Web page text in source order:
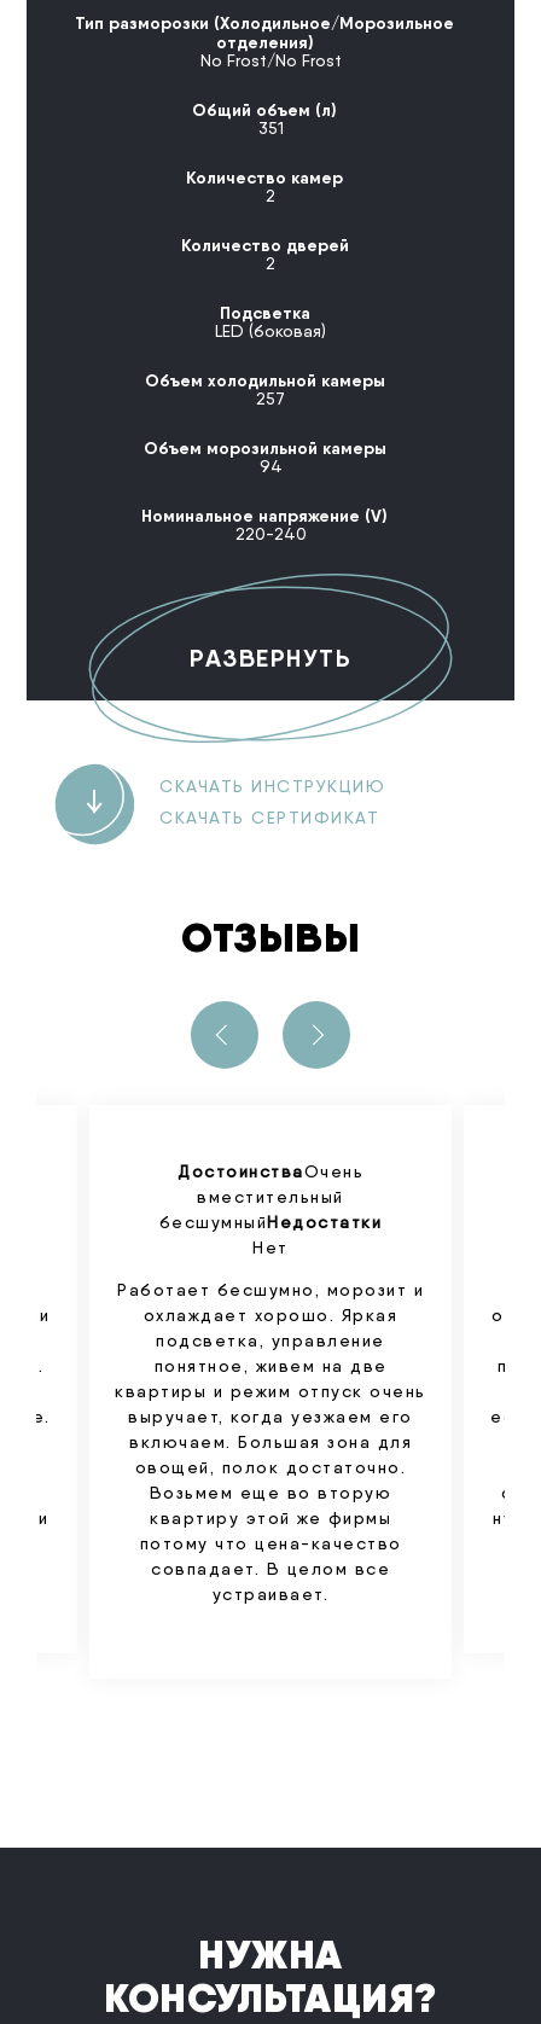
Тип разморозки (Холодильное/Морозильное
отделения)
No Frost/No Frost
Общий объем (л)
351
Количество камер
2
Количество дверей
2
Подсветка
LED (боковая)
Объем холодильной камеры
257
Объем морозильной камеры
94
Номинальное напряжение (V)
220-240
РАЗВЕРНУТЬ
СКАЧАТЬ ИНСТРУКЦИЮ
СКАЧАТЬ СЕРТИФИКАТ
ОТЗЫВЫ
ни
ДостоинстваОчень
вместительный
бесшумныйНедостатки
Нет
Работает бесшумно, морозит и
охлаждает хорошо. Яркая
подсветка, управление
понятное, живем на две
квартиры и режим отпуск очень
выручает, когда уезжаем его
включаем. Большая зона для
овощей, полок достаточно.
Возьмем еще во вторую
квартиру этой же фирмы
потому что цена-качество
совпадает. В целом все
устраивает.
НУЖНА
КОНСУЛЬТАЦИЯ?